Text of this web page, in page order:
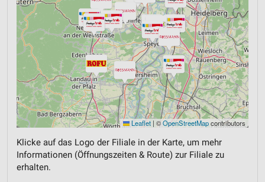
Leaflet | ©OpenStreetMapcontributors
Klicke auf das Logo der Filiale in der Karte, um mehr
Informationen (Öffnungszeiten & Route) zur Filiale zu
erhalten.